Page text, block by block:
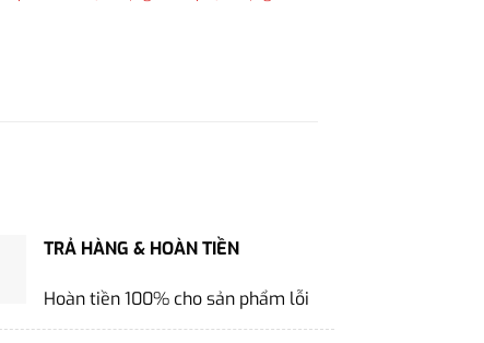
TRẢ HÀNG & HOÀN TIỀN
Hoàn tiền 100% cho sản phẩm lỗi